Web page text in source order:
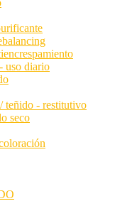
uso diario
teñido - restitutivo
seco